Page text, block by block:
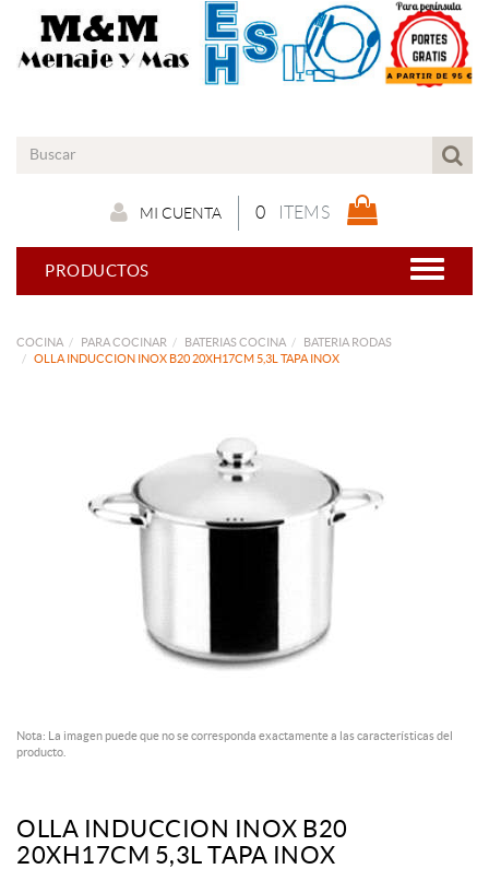
0 ITEMS
MI CUENTA
PRODUCTOS
COCINA PARA COCINAR BATERIAS COCINA
BATERIA RODAS
OLLA INDUCCION INOX B20 20XH17CM 5,3L TAPA INOX
Nota: La imagen puede que no se corresponda exactamente a las características del
producto.
OLLA INDUCCION INOX B20
20XH17CM 5,3L TAPA INOX